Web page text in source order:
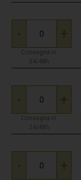
- +
Consegna in
24/48h
- +
Consegna in
24/48h
- +